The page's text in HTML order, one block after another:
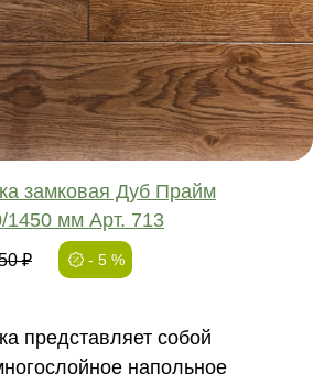
замковая Дуб Прайм
1450 мм Арт. 713
₽ - 5 %
представляет собой
напольное